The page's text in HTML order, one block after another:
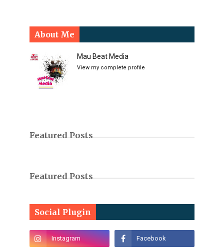
About Me
Mau Beat Media
View my complete profile
Featured Posts
Featured Posts
Social Plugin